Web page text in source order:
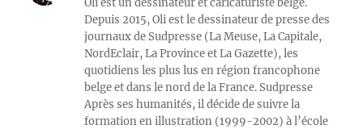
Depuis 2015, Oli est le dessinateur de presse des
journaux de Sudpresse (La Meuse, La Capitale,
NordEclair, La Province et La Gazette), les
quotidiens les plus lus en région francophone
belge et dans le nord de la France. Sudpresse
Après ses humanités, il décide de suivre la
formation en illustration (1999-2002) à l’école